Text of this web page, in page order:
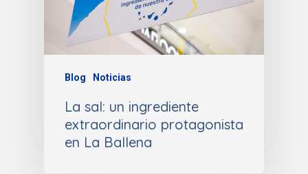
Blog Noticias
La sal: un ingrediente
extraordinario protagonista
en La Ballena